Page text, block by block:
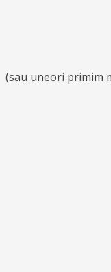
(sau uneori primim